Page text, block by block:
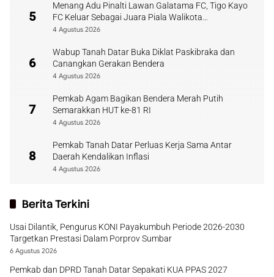
5
Menang Adu Pinalti Lawan Galatama FC, Tigo Kayo
FC Keluar Sebagai Juara Piala Walikota
Payakumbuh
4 Agustus 2026
6
Wabup Tanah Datar Buka Diklat Paskibraka dan
Canangkan Gerakan Bendera
4 Agustus 2026
7
Pemkab Agam Bagikan Bendera Merah Putih
Semarakkan HUT ke-81 RI
4 Agustus 2026
8
Pemkab Tanah Datar Perluas Kerja Sama Antar
Daerah Kendalikan Inflasi
4 Agustus 2026
Berita Terkini
Usai Dilantik, Pengurus KONI Payakumbuh Periode 2026-2030
Targetkan Prestasi Dalam Porprov Sumbar
6 Agustus 2026
Pemkab dan DPRD Tanah Datar Sepakati KUA PPAS 2027